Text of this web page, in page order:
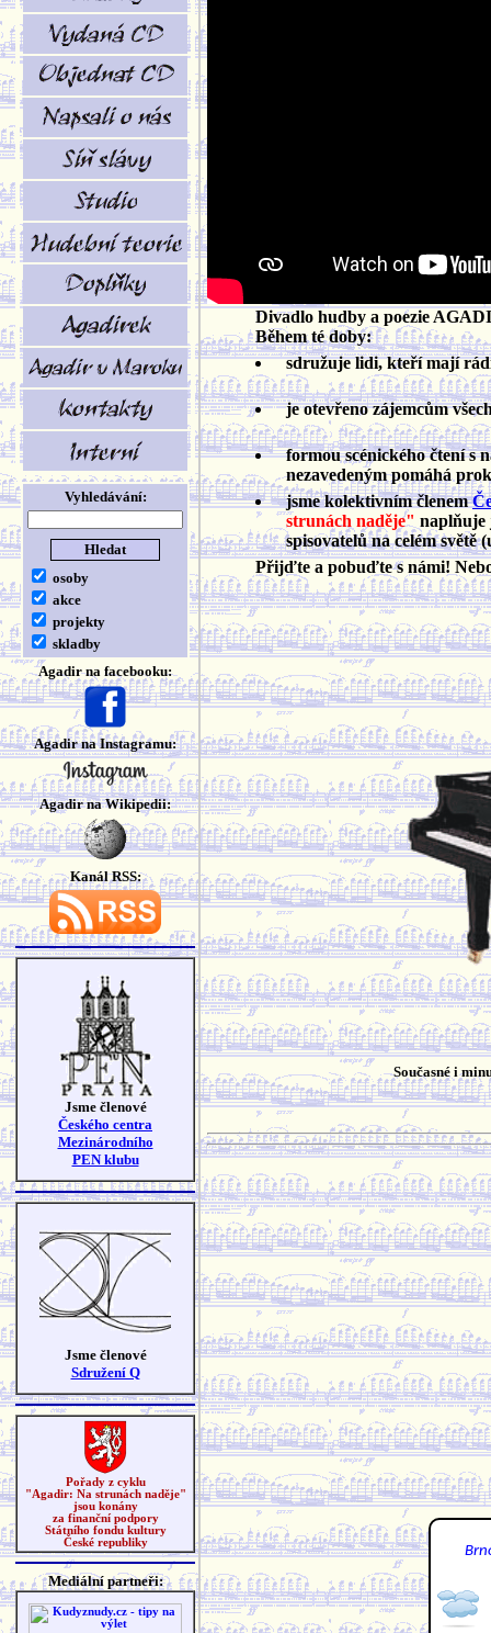
Vyhledávání:
osoby
akce
projekty
skladby
Agadir na facebooku:
Agadir na Instagramu:
Agadir na Wikipedii:
Kanál RSS:
Jsme členové
Českého centra
Mezinárodního
PEN klubu
Jsme členové
Sdružení Q
Pořady z cyklu
"Agadir: Na strunách naděje"
jsou konány
za finanční podpory
Státního fondu kultury
České republiky
Mediální partneři:
Divadlo hudby a poezie
Během té doby:
sdružuje lidi, kteří mají
je otevřeno zájemcům
formou scénického čtení s
nezavedeným pomáhá
jsme kolektivním členem
strunách naděje" naplňuje
spisovatelů na celém světě
Přijďte a pobuďte s námi!
Současné i